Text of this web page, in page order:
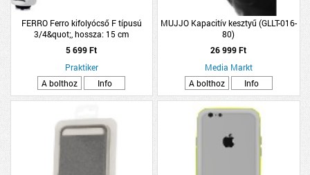
FERRO Ferro kifolyócső F típusú
3/4&quot;, hossza: 15 cm
5 699 Ft
Praktiker
A bolthoz
Info
MUJJO Kapacitív kesztyű (GLLT-016-
80)
26 999 Ft
Media Markt
A bolthoz
Info